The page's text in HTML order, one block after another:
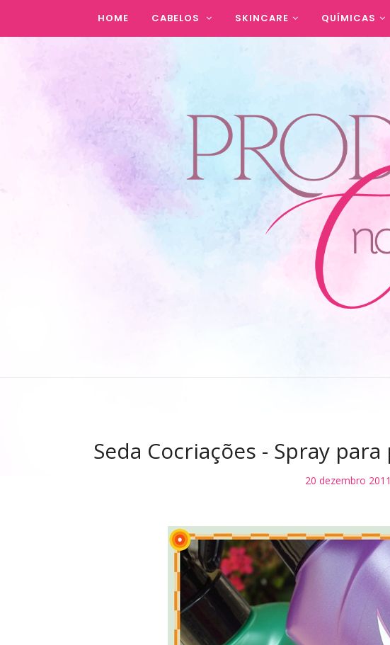
HOME CABELOS SKINCARE QUÍMICAS
Seda Cocriações - Spray
20 dezembro 2011